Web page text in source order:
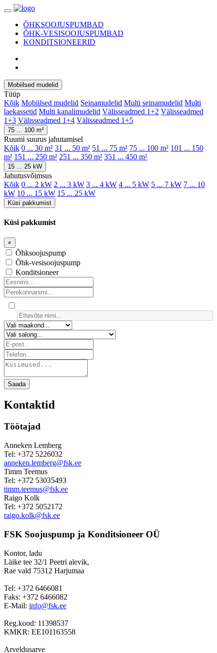
ÕHKSOOJUSPUMBAD
ÕHK-VESISOOJUSPUMBAD
KONDITSIONEERID
Mobiilsed mudelid
Tüüp
Kõik Mobiilsed mudelid Seinamudelid Multi seinamudelid Multi
laekassetid Multi kanalimudelid Välisseadmed 1+2 Välisseadmed
1+3 Välisseadmed 1+4 Välisseadmed 1+5
75 ... 100 m²
Ruumi suurus jahutamisel
Kõik 0 ... 30 m² 31 ... 50 m² 51 ... 75 m² 75 ... 100 m² 101 ... 150
m² 151 ... 250 m² 251 ... 350 m² 351 ... 450 m²
15 ... 25 kW
Jahutusvõimsus
Kõik 0 ... 2 kW 2 ... 3 kW 3 ... 4 kW 4 ... 5 kW 5 ... 7 kW 7 ... 10
kW 10 ... 15 kW 15 ... 25 kW
Küsi pakkumist
Küsi pakkumist
×
Õhksoojuspump
Õhk-vesisoojuspump
Konditsioneer
Saada
Kontaktid
Töötajad
Anneken Lemberg
Tel: +372 5226032
anneken.lemberg@fsk.ee
Timm Teemus
Tel: +372 53035493
timm.teemus@fsk.ee
Raigo Kolk
Tel: +372 5052172
raigo.kolk@fsk.ee
FSK Soojuspump ja Konditsioneer OÜ
Kontor, ladu
Läike tee 32/1 Peetri alevik,
Rae vald 75312 Harjumaa
Tel: +372 6466081
Faks: +372 6466082
E-Mail: info@fsk.ee
Reg.kood: 11398537
KMKR: EE101163558
Arveldusarve